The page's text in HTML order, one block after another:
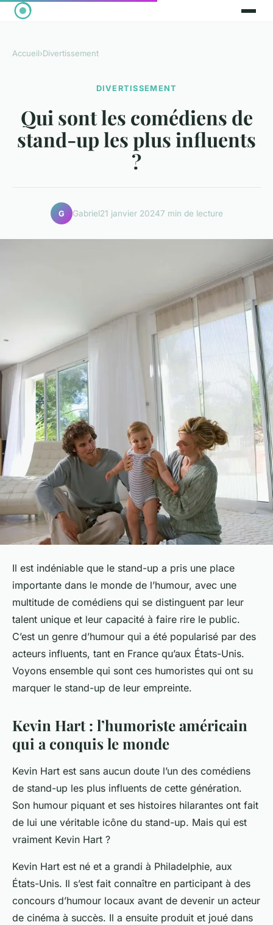
Accueil›Divertissement
DIVERTISSEMENT
Qui sont les comédiens de
stand-up les plus influents
?
G Gabriel21 janvier 20247 min de lecture
Il est indéniable que le stand-up a pris une place
importante dans le monde de l’humour, avec une
multitude de comédiens qui se distinguent par leur
talent unique et leur capacité à faire rire le public.
C’est un genre d’humour qui a été popularisé par des
acteurs influents, tant en France qu’aux États-Unis.
Voyons ensemble qui sont ces humoristes qui ont su
marquer le stand-up de leur empreinte.
Kevin Hart : l’humoriste américain
qui a conquis le monde
Kevin Hart est sans aucun doute l’un des comédiens
de stand-up les plus influents de cette génération.
Son humour piquant et ses histoires hilarantes ont fait
de lui une véritable icône du stand-up. Mais qui est
vraiment Kevin Hart ?
Kevin Hart est né et a grandi à Philadelphie, aux
États-Unis. Il s’est fait connaître en participant à des
concours d’humour locaux avant de devenir un acteur
de cinéma à succès. Il a ensuite produit et joué dans